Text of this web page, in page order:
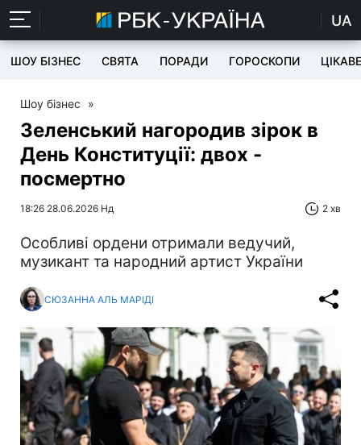
UA
ШОУ БІЗНЕС СВЯТА ПОРАДИ ГОРОСКОПИ ЦІКАВЕ
Шоу бізнес »
Зеленський нагородив зірок в
День Конституції: двох -
посмертно
18:26 28.06.2026 Нд 2 хв
Особливі ордени отримали ведучий,
музикант та народний артист України
СЮЗАННА АЛЬ МАРІДІ